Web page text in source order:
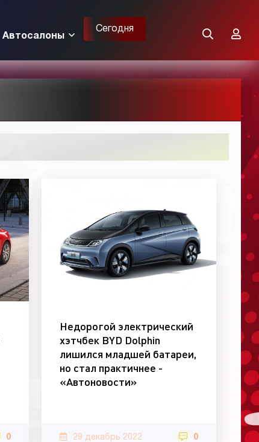
Автосалоны
Сегодня
0
Недорогой электрический
хэтчбек BYD Dolphin
лишился младшей батареи,
но стал практичнее -
«Автоновости»
29 декабрь 2022 0